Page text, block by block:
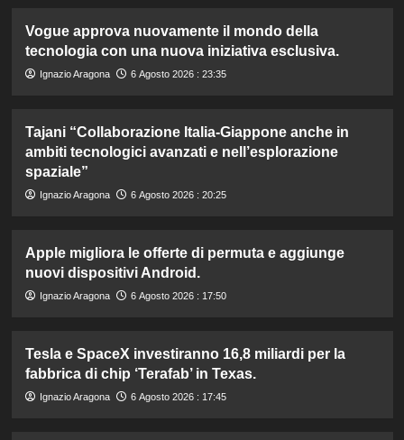
Vogue approva nuovamente il mondo della
tecnologia con una nuova iniziativa esclusiva.
Ignazio Aragona 6 Agosto 2026 : 23:35
Tajani “Collaborazione Italia-Giappone anche in
ambiti tecnologici avanzati e nell’esplorazione
spaziale”
Ignazio Aragona 6 Agosto 2026 : 20:25
Apple migliora le offerte di permuta e aggiunge
nuovi dispositivi Android.
Ignazio Aragona 6 Agosto 2026 : 17:50
Tesla e SpaceX investiranno 16,8 miliardi per la
fabbrica di chip ‘Terafab’ in Texas.
Ignazio Aragona 6 Agosto 2026 : 17:45